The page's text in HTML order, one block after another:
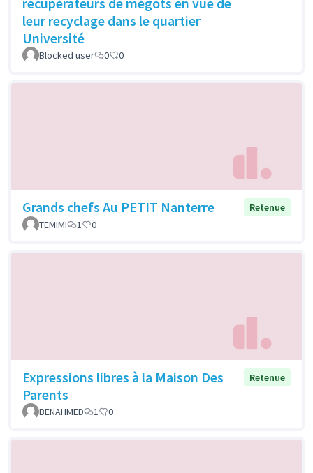
leur recyclage dans le quartier
Université
Blocked user 0 0
Grands chefs Au PETIT Nanterre
Retenue
TEMIMI
1 0
Expressions libres à la Maison Des
Parents
Retenue
BENAHMED 1 0